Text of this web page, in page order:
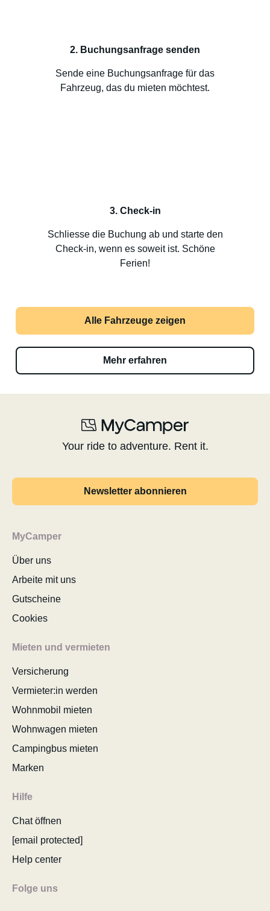
2. Buchungsanfrage senden
Sende eine Buchungsanfrage für das
Fahrzeug, das du mieten möchtest.
3. Check-in
Schliesse die Buchung ab und starte den
Check-in, wenn es soweit ist. Schöne
Ferien!
Alle Fahrzeuge zeigen
Mehr erfahren
Your ride to adventure. Rent it.
Newsletter abonnieren
MyCamper
Über uns
Arbeite mit uns
Gutscheine
Cookies
Mieten und vermieten
Versicherung
Vermieter:in werden
Wohnmobil mieten
Wohnwagen mieten
Campingbus mieten
Marken
Hilfe
Chat öffnen
[email protected]
Help center
Folge uns